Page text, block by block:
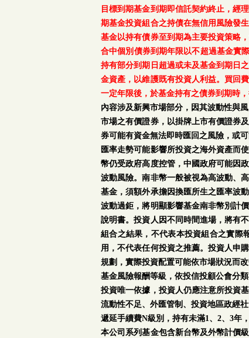
目標到期基金到期即信託契約終止，經
期基金投資組合之持債在無信用風險發
基金以持有債券至到期為主要投資策略
合中個別債券到期年限以不超過基金實
持有部分到期日超過或未及基金到期日
金資產，以維護既有投資人利益。買回
一定年限後，於基金持有之債券到期時
內容涉及新興市場部分，因其波動性與
市場之有價證券，以掛牌上市有價證券
券可能有資金無法即時匯回之風險，或
匯率走勢可能影響所投資之海外資產而
幣仍受政府高度控管，中國政府可能因
波動風險。南非幣一般被視為高波動、
基金，須額外承擔因換匯所生之匯率波
波動過鉅，將明顯影響基金南非幣別計
說明書。投資人因不同時間進場，將有
組合之結果，不代表本投資組合之實際
用，不代表任何投資之推薦。投資人申
規劃，實際投資配置可能依市場狀況而改
基金風險報酬等級，依投信投顧公會分
投資唯一依據，投資人仍應注意所投資
流動性不足、外匯管制、投資地區政經
遞延手續費N級別，持有未滿1、2、3年
本公司系列基金包含新台幣及外幣計價